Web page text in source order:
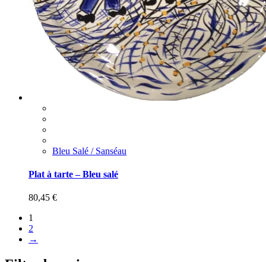
Bleu Salé / Sanséau
Plat à tarte – Bleu salé
80,45 €
1
2
→